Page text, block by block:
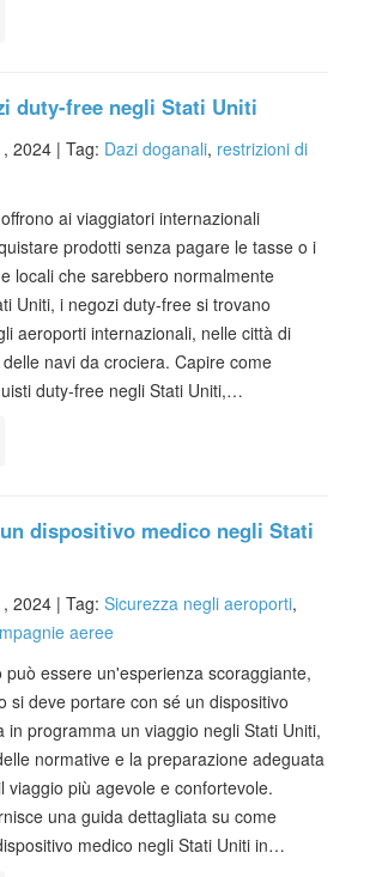
duty-free negli Stati Uniti
2024 | Tag: Dazi doganali, restrizioni di
ai viaggiatori internazionali
prodotti senza pagare le tasse o i
locali che sarebbero normalmente
Uniti, i negozi duty-free si trovano
aeroporti internazionali, nelle città di
navi da crociera. Capire come
duty-free negli Stati Uniti,…
dispositivo medico negli Stati
2024 | Tag: Sicurezza negli aeroporti,
aeree
essere un'esperienza scoraggiante,
si deve portare con sé un dispositivo
in programma un viaggio negli Stati Uniti,
normative e la preparazione adeguata
viaggio più agevole e confortevole.
una guida dettagliata su come
medico negli Stati Uniti in…